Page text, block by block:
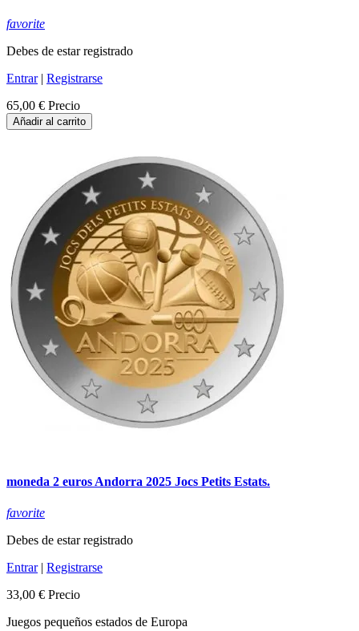
favorite
Debes de estar registrado
Entrar| Registrarse
65,00 € Precio
Añadir al carrito
moneda 2 euros Andorra 2025 Jocs Petits Estats.
favorite
Debes de estar registrado
Entrar| Registrarse
33,00 € Precio
Juegos pequeños estados de Europa